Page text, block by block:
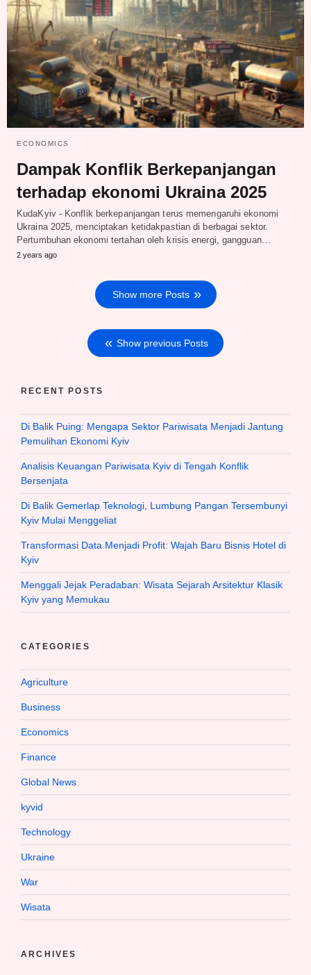
ECONOMICS
Dampak Konflik Berkepanjangan
terhadap ekonomi Ukraina 2025
KudaKyiv - Konflik berkepanjangan terus memengaruhi ekonomi
Ukraina 2025, menciptakan ketidakpastian di berbagai sektor.
Pertumbuhan ekonomi tertahan oleh krisis energi, gangguan…
2 years ago
Show more Posts
Show previous Posts
RECENT POSTS
Di Balik Puing: Mengapa Sektor Pariwisata Menjadi Jantung
Pemulihan Ekonomi Kyiv
Analisis Keuangan Pariwisata Kyiv di Tengah Konflik
Bersenjata
Di Balik Gemerlap Teknologi, Lumbung Pangan Tersembunyi
Kyiv Mulai Menggeliat
Transformasi Data Menjadi Profit: Wajah Baru Bisnis Hotel di
Kyiv
Menggali Jejak Peradaban: Wisata Sejarah Arsitektur Klasik
Kyiv yang Memukau
CATEGORIES
Agriculture
Business
Economics
Finance
Global News
kyvid
Technology
Ukraine
War
Wisata
ARCHIVES